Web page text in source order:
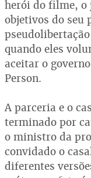
herói do filme, o
objetivos do seu
quando eles
aceitar o
Person.
A parceria e o
terminado por
o ministro da
convidado o
diferentes